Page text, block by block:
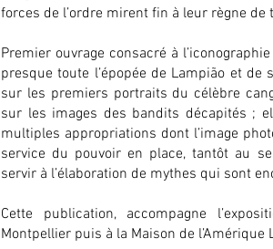
forces de l’ordre mirent fin à leur règne de
Premier ouvrage consacré à
presque toute l’épopée de Lampião et de
sur les premiers portraits du célèbre
sur les images des bandits décapités ;
multiples appropriations dont l’image
service du pouvoir en place, tantôt au
servir à l’élaboration de mythes qui sont
Cette publication, accompagne
Montpellier puis à la Maison de l’Amérique